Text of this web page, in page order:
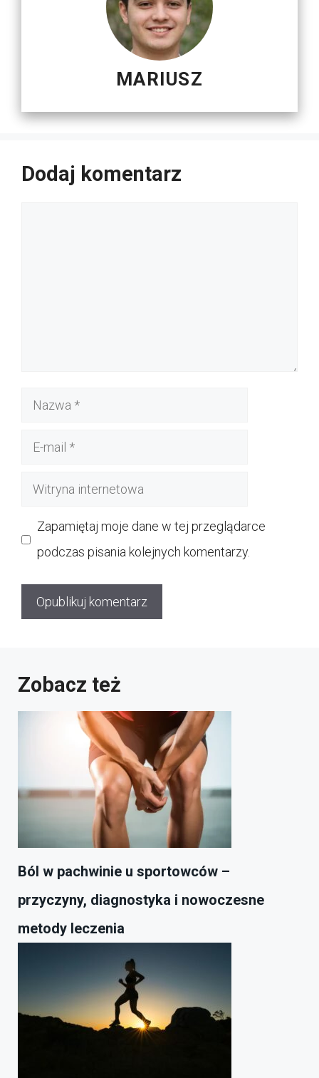
MARIUSZ
Dodaj komentarz
Nazwa
Witryna
Zapamiętaj moje dane w tej przeglądarce
podczas pisania kolejnych komentarzy.
Zobacz też
Ból w pachwinie u sportowców –
przyczyny, diagnostyka i nowoczesne
metody leczenia